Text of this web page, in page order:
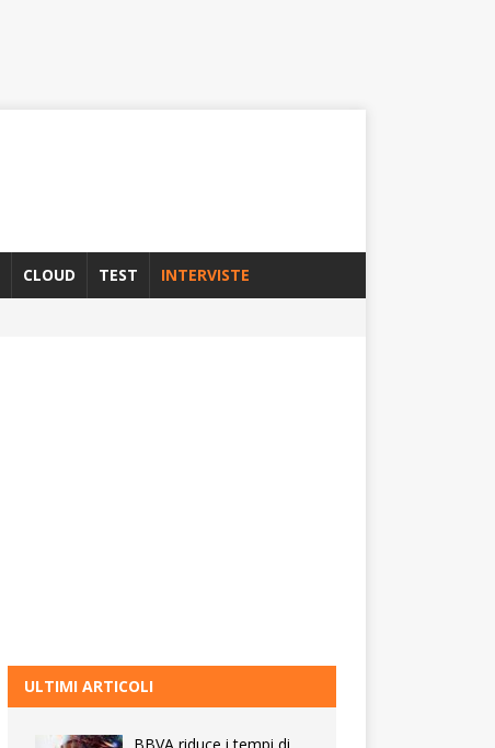
CLOUD TEST INTERVISTE
ULTIMI ARTICOLI